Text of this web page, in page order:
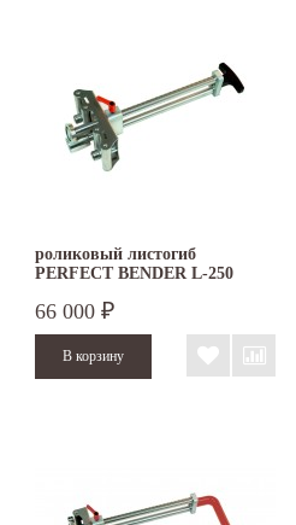
роликовый листогиб
PERFECT BENDER L-250
66 000 ₽